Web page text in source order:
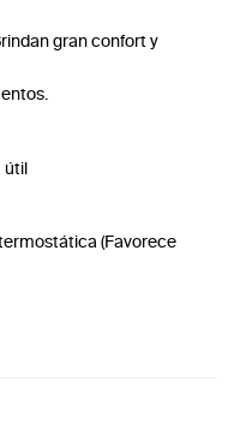
gran confort y
útil
(Favorece